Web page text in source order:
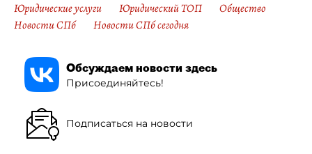
Юридические услуги
Юридический ТОП
Общество
Новости СПб
Новости СПб сегодня
Обсуждаем новости здесь
Присоединяйтесь!
Подписаться на новости